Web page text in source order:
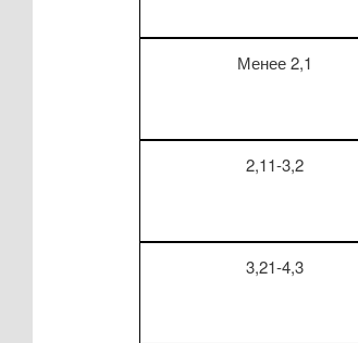
Менее 2,1
2,11-3,2
3,21-4,3